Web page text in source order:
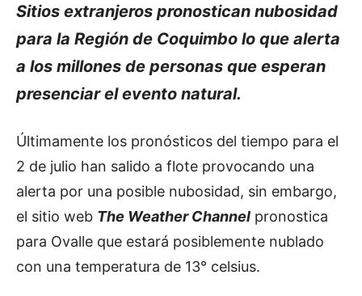
Sitios extranjeros pronostican nubosidad
para la Región de Coquimbo lo que alerta
a los millones de personas que esperan
presenciar el evento natural.
Últimamente los pronósticos del tiempo para el
2 de julio han salido a flote provocando una
alerta por una posible nubosidad, sin embargo,
el sitio web The Weather Channel pronostica
para Ovalle que estará posiblemente nublado
con una temperatura de 13° celsius.